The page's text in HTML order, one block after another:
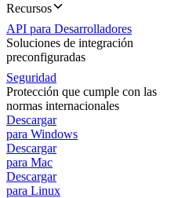
Recursos
API para Desarrolladores
Soluciones de integración
preconfiguradas
Seguridad
Protección que cumple con las
normas internacionales
Descargar
para Windows
Descargar
para Mac
Descargar
para Linux